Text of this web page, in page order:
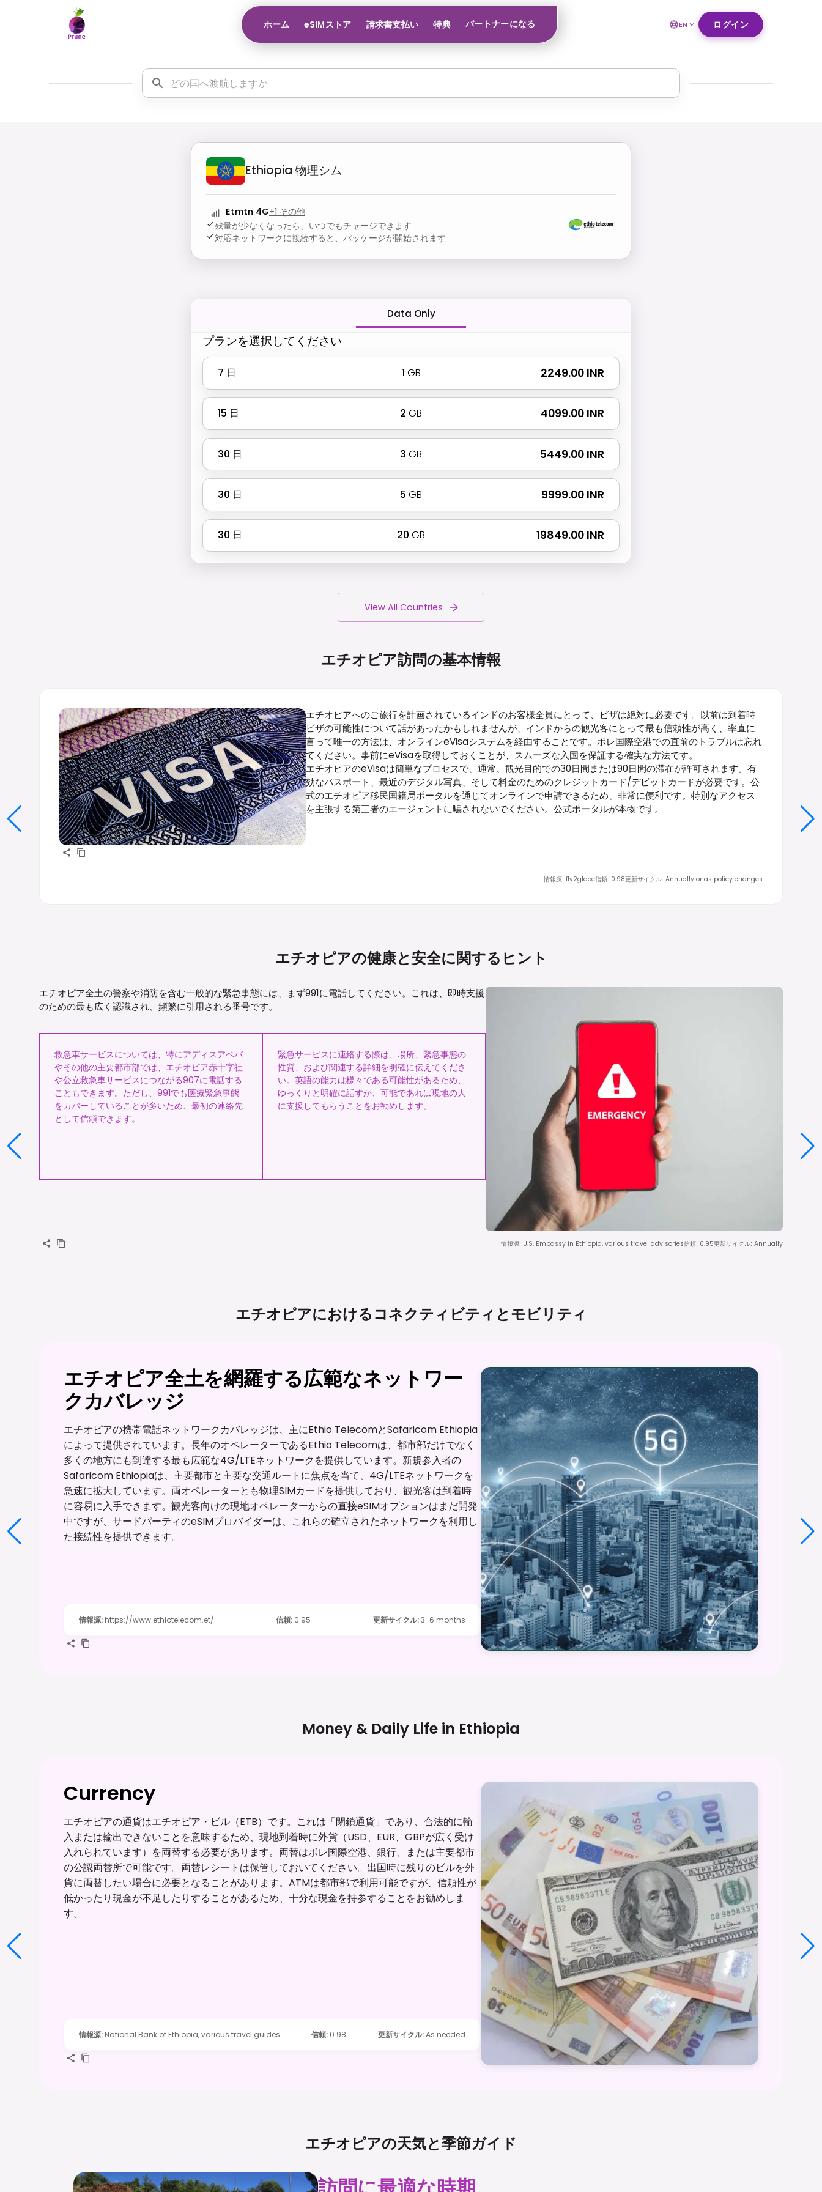
ホーム eSIMストア 請求書支払い 特典 パートナーになる EN ログイン
Ethiopia 物理シム
Etmtn 4G+1 その他
残量が少なくなったら、いつでもチャージできます
対応ネットワークに接続すると、パッケージが開始されます
Data Only
プランを選択してください
7 日 1 GB ₹ 2249.00 INR
15 日 2 GB ₹ 4099.00 INR
30 日 3 GB ₹ 5449.00 INR
30 日 5 GB ₹ 9999.00 INR
30 日 20 GB ₹ 19849.00 INR
View All Countries
エチオピア訪問の基本情報
エチオピアへのご旅行を計画されているインドのお客様全員にとって、ビザは絶対に必要です。以前は到着時
ビザの可能性について話があったかもしれませんが、インドからの観光客にとって最も信頼性が高く、率直に
言って唯一の方法は、オンラインeVisaシステムを経由することです。ボレ国際空港での直前のトラブルは忘れ
てください。事前にeVisaを取得しておくことが、スムーズな入国を保証する確実な方法です。
エチオピアのeVisaは簡単なプロセスで、通常、観光目的での30日間または90日間の滞在が許可されます。有
効なパスポート、最近のデジタル写真、そして料金のためのクレジットカード/デビットカードが必要です。公
式のエチオピア移民国籍局ポータルを通じてオンラインで申請できるため、非常に便利です。特別なアクセス
を主張する第三者のエージェントに騙されないでください。公式ポータルが本物です。
情報源: fly2globe信頼: 0.98更新サイクル: Annually or as policy changes
エチオピアの健康と安全に関するヒント
エチオピア全土の警察や消防を含む一般的な緊急事態には、まず991に電話してください。これは、即時支援
のための最も広く認識され、頻繁に引用される番号です。
救急車サービスについては、特にアディスアベバ
やその他の主要都市部では、エチオピア赤十字社
や公立救急車サービスにつながる907に電話する
こともできます。ただし、991でも医療緊急事態
をカバーしていることが多いため、最初の連絡先
として信頼できます。
緊急サービスに連絡する際は、場所、緊急事態の
性質、および関連する詳細を明確に伝えてくださ
い。英語の能力は様々である可能性があるため、
ゆっくりと明確に話すか、可能であれば現地の人
に支援してもらうことをお勧めします。
情報源: U.S. Embassy in Ethiopia, various travel advisories信頼: 0.95更新サイクル: Annually
エチオピアにおけるコネクティビティとモビリティ
エチオピア全土を網羅する広範なネットワー
クカバレッジ
エチオピアの携帯電話ネットワークカバレッジは、主にEthio TelecomとSafaricom Ethiopia
によって提供されています。長年のオペレーターであるEthio Telecomは、都市部だけでなく
多くの地方にも到達する最も広範な4G/LTEネットワークを提供しています。新規参入者の
Safaricom Ethiopiaは、主要都市と主要な交通ルートに焦点を当て、4G/LTEネットワークを
急速に拡大しています。両オペレーターとも物理SIMカードを提供しており、観光客は到着時
に容易に入手できます。観光客向けの現地オペレーターからの直接eSIMオプションはまだ開発
中ですが、サードパーティのeSIMプロバイダーは、これらの確立されたネットワークを利用し
た接続性を提供できます。
情報源: https://www.ethiotelecom.et/ 信頼: 0.95 更新サイクル:3-6 months
Money & Daily Life in Ethiopia
Currency
エチオピアの通貨はエチオピア・ビル（ETB）です。これは「閉鎖通貨」であり、合法的に輸
入または輸出できないことを意味するため、現地到着時に外貨（USD、EUR、GBPが広く受け
入れられています）を両替する必要があります。両替はボレ国際空港、銀行、または主要都市
の公認両替所で可能です。両替レシートは保管しておいてください。出国時に残りのビルを外
貨に両替したい場合に必要となることがあります。ATMは都市部で利用可能ですが、信頼性が
低かったり現金が不足したりすることがあるため、十分な現金を持参することをお勧めしま
す。
情報源: National Bank of Ethiopia, various travel guides 信頼: 0.98 更新サイクル:As needed
エチオピアの天気と季節ガイド